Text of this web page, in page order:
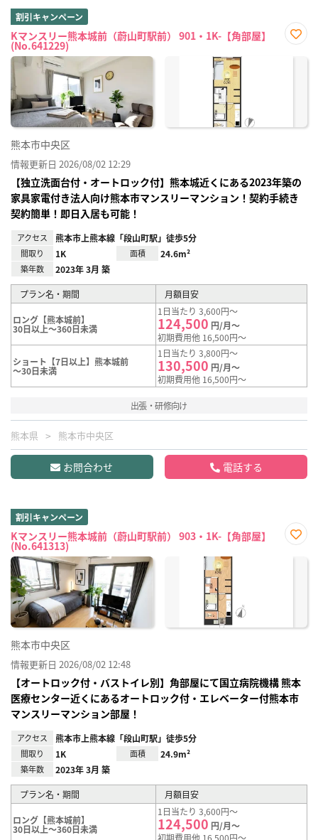
割引キャンペーン
Kマンスリー熊本城前（蔚山町駅前） 901・1K-【角部屋】
(No.641229)
に入
熊本市中央区
情報更新日 2026/08/02 12:29
【独立洗面台付・オートロック付】熊本城近くにある2023年築の
家具家電付き法人向け熊本市マンスリーマンション！契約手続き
契約簡単！即日入居も可能！
アクセス 熊本市上熊本線「段山町駅」徒歩5分
間取り 1K 面積 24.6m²
築年数 2023年 3月 築
プラン名・期間 月額目安
ロング【熊本城前】
30日以上～360日未満
1日当たり 3,600円～
124,500 円/月～
初期費用他 16,500円～
ショート【7日以上】熊本城前
～30日未満
1日当たり 3,800円～
130,500 円/月～
初期費用他 16,500円～
出張・研修向け
熊本県 熊本市中央区
お問合わせ 電話する
割引キャンペーン
Kマンスリー熊本城前（蔚山町駅前） 903・1K-【角部屋】
(No.641313)
に入
熊本市中央区
情報更新日 2026/08/02 12:48
【オートロック付・バストイレ別】角部屋にて国立病院機構 熊本
医療センター近くにあるオートロック付・エレベーター付熊本市
マンスリーマンション部屋！
アクセス 熊本市上熊本線「段山町駅」徒歩5分
間取り 1K 面積 24.9m²
築年数 2023年 3月 築
プラン名・期間 月額目安
ロング【熊本城前】
30日以上～360日未満
1日当たり 3,600円～
124,500 円/月～
初期費用他 16,500円～